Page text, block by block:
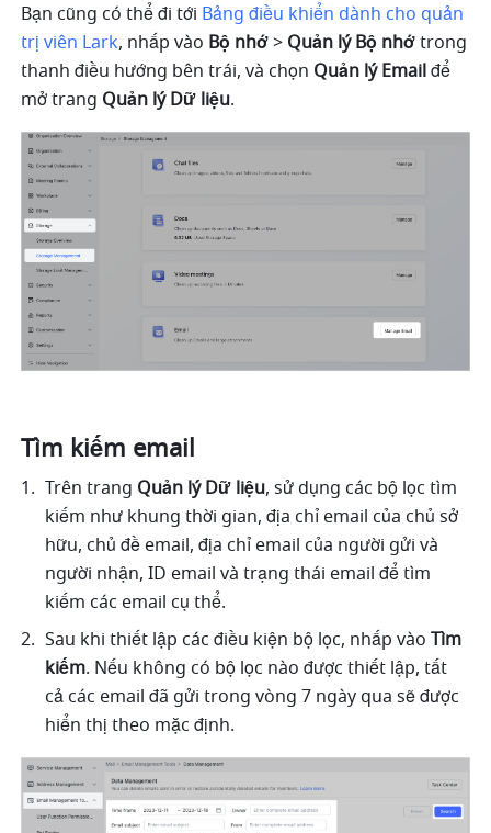
Bạn cũng có thể đi tới Bảng điều khiển dành cho quản
trị viên Lark, nhấp vào Bộ nhớ > Quản lý Bộ nhớ trong
thanh điều hướng bên trái, và chọn Quản lý Email để
mở trang Quản lý Dữ liệu.
Tìm kiếm email
Trên trang Quản lý Dữ liệu, sử dụng các bộ lọc tìm
kiếm như khung thời gian, địa chỉ email của chủ sở
hữu, chủ đề email, địa chỉ email của người gửi và
người nhận, ID email và trạng thái email để tìm
kiếm các email cụ thể.
Sau khi thiết lập các điều kiện bộ lọc, nhấp vào Tìm
kiếm. Nếu không có bộ lọc nào được thiết lập, tất
cả các email đã gửi trong vòng 7 ngày qua sẽ được
hiển thị theo mặc định.